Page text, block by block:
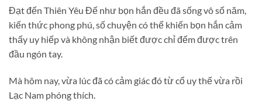
Đạt đến Thiên Yêu Đế như bọn hắn đều đã sống vô số năm,
kiến thức phong phú, số chuyện có thể khiến bọn hắn cảm
thấy uy hiếp và không nhận biết được chỉ đếm được trên
đầu ngón tay.
Mà hôm nay, vừa lúc đã có cảm giác đó từ cổ uy thế vừa rồi
Lạc Nam phóng thích.